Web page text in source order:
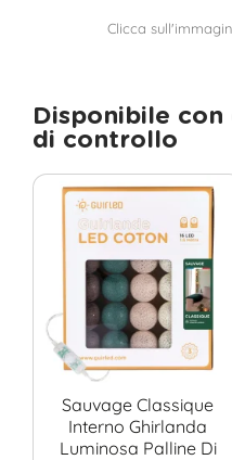
Clicca
Disponibile
di controllo
Sauvage Classique
Interno Ghirlanda
Luminosa Palline Di